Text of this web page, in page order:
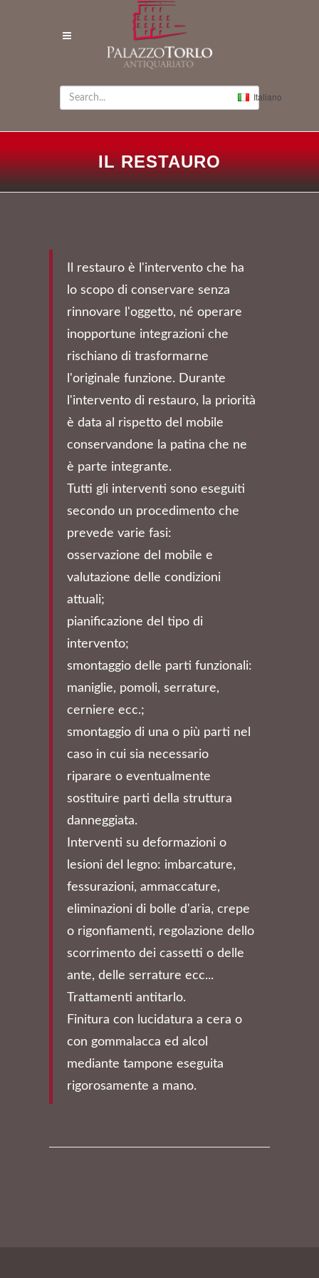
Italiano
IL RESTAURO
Il restauro è l'intervento che ha
lo scopo di conservare senza
rinnovare l'oggetto, né operare
inopportune integrazioni che
rischiano di trasformarne
l'originale funzione. Durante
l'intervento di restauro, la priorità
è data al rispetto del mobile
conservandone la patina che ne
è parte integrante.
Tutti gli interventi sono eseguiti
secondo un procedimento che
prevede varie fasi:
osservazione del mobile e
valutazione delle condizioni
attuali;
pianificazione del tipo di
intervento;
smontaggio delle parti funzionali:
maniglie, pomoli, serrature,
cerniere ecc.;
smontaggio di una o più parti nel
caso in cui sia necessario
riparare o eventualmente
sostituire parti della struttura
danneggiata.
Interventi su deformazioni o
lesioni del legno: imbarcature,
fessurazioni, ammaccature,
eliminazioni di bolle d'aria, crepe
o rigonfiamenti, regolazione dello
scorrimento dei cassetti o delle
ante, delle serrature ecc...
Trattamenti antitarlo.
Finitura con lucidatura a cera o
con gommalacca ed alcol
mediante tampone eseguita
rigorosamente a mano.